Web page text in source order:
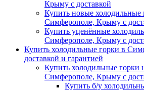
Крыму с доставкой
Купить новые холодильные
Симферополе, Крыму с
Купить уценённые
Симферополе, Крыму с
Купить холодильные горки в
доставкой и гарантией
Купить холодильные горки
Симферополе, Крыму с
Купить б/у